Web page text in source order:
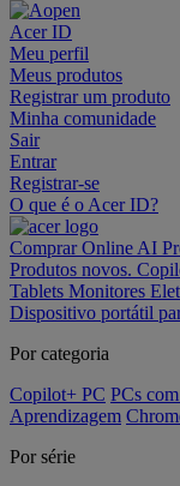
Acer ID
Meu perfil
Meus produtos
Registrar um produto
Minha comunidade
Sair
Entrar
Registrar-se
O que é o Acer ID?
Comprar Online AI
Produtos novos.
Tablets Monitores
Dispositivo portátil
Por categoria
Copilot+ PC PCs
Aprendizagem
Por série